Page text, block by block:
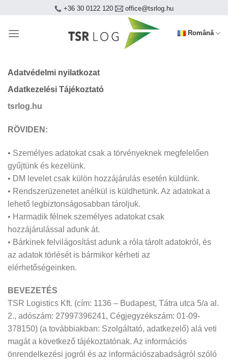
content
+36 30 0122 120 office@tsrlog.hu
Română
Adatvédelmi nyilatkozat
Adatkezelési Tájékoztató
tsrlog.hu
RÖVIDEN:
• Személyes adatokat csak a törvényeknek megfelelően
gyűjtünk és kezelünk.
• DM levelet csak külön hozzájárulás esetén küldünk.
• Rendszerüzenetet anélkül is küldhetünk. Az adatokat a
lehető legbiztonságosabban tároljuk.
• Harmadik félnek személyes adatokat csak
hozzájárulással adunk át.
• Bárkinek felvilágosítást adunk a róla tárolt adatokról, és
az adatok törlését is bármikor kérheti az
elérhetőségeinken.
BEVEZETÉS
TSR Logistics Kft. (cím: 1136 – Budapest, Tátra utca 5/a al.
2., adószám: 27997396241, Cégjegyzékszám: 01-09-
378150) (a továbbiakban: Szolgáltató, adatkezelő) alá veti
magát a következő tájékoztatónak. Az információs
önrendelkezési jogról és az információszabadságról szóló